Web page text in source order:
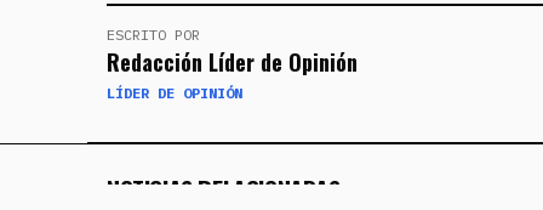
ESCRITO POR
Redacción Líder de Opinión
LÍDER DE OPINIÓN
NOTICIAS RELACIONADAS